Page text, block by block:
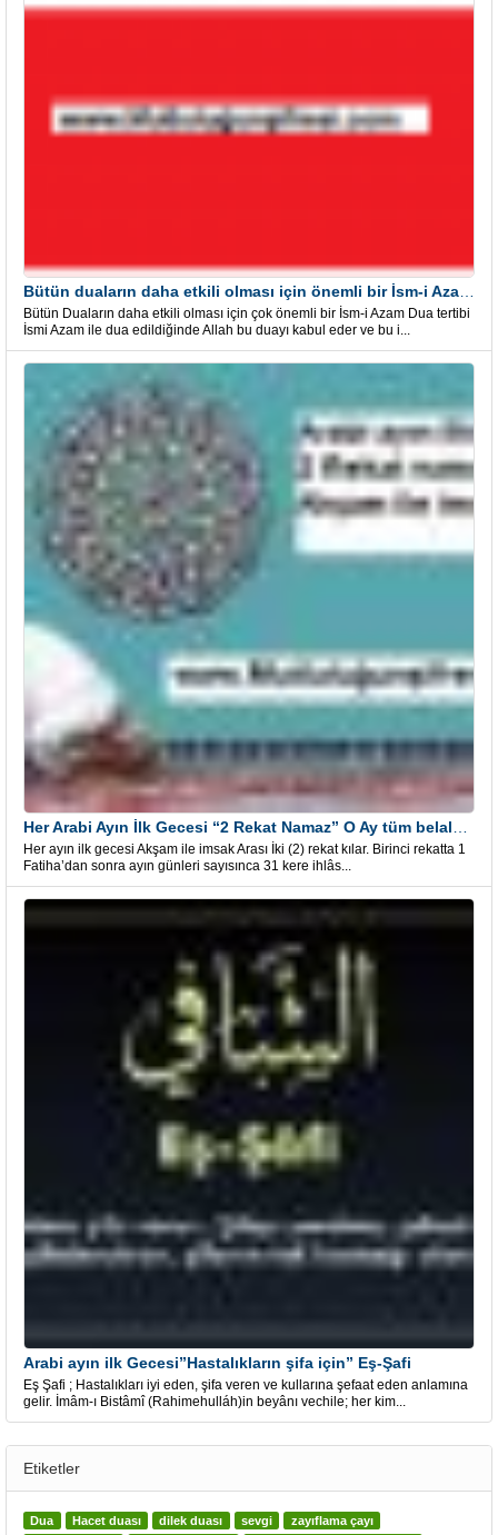
Bütün Duaların daha etkili olması için çok önemli bir İsm-i Azam Dua tertibi
İsmi Azam ile dua edildiğinde Allah bu duayı kabul eder ve bu i...
Her ayın ilk gecesi Akşam ile imsak Arası İki (2) rekat kılar. Birinci rekatta 1
Fatiha’dan sonra ayın günleri sayısınca 31 kere ihlâs...
Arabi ayın ilk Gecesi”Hastalıkların şifa için” Eş-Şafi
Eş Şafi ; Hastalıkları iyi eden, şifa veren ve kullarına şefaat eden anlamına
gelir. İmâm-ı Bistâmî (Rahimehulláh)in beyânı vechile; her kim...
Etiketler
Dua Hacet duası dilek duası sevgi zayıflama çayı